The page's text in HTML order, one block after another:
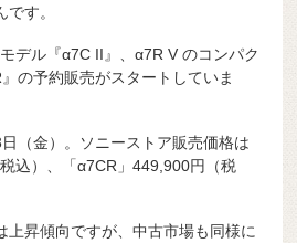
す。
デル『α7C II』、α7R V のコンパク
の予約販売がスタートしていま
（金）。ソニーストア販売価格は
込）、「α7CR」449,900円（税
上昇傾向ですが、中古市場も同様に